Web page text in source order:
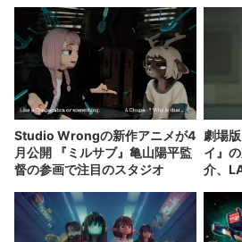
Studio Wrongの新作アニメが4
月公開 『ミルサブ』亀山陽平監
督の参画で注目のスタジオ
劇場
イ』
介、